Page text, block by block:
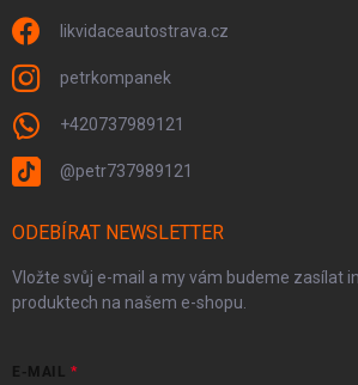
likvidaceautostrava.cz
petrkompanek
+420737989121
@petr737989121
ODEBÍRAT NEWSLETTER
Vložte svůj e-mail a my vám budeme zasílat
produktech na našem e-shopu.
E-MAIL